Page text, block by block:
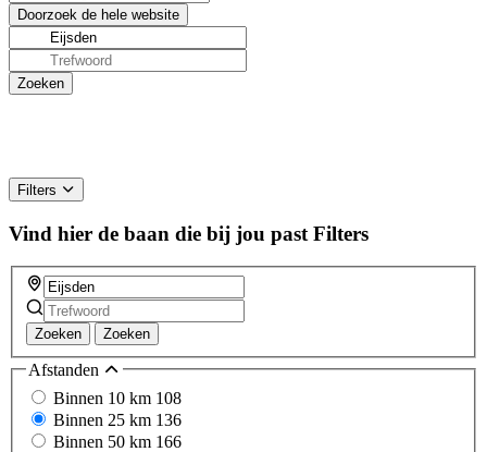
Filters
Vind hier de baan die bij jou past Filters
Zoeken Zoeken
Afstanden
Binnen 10 km 108
Binnen 25 km 136
Binnen 50 km 166